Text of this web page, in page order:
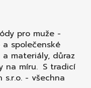
pro muže -
a společenské
materiály, důraz
na míru. S tradicí
s.r.o. - všechna